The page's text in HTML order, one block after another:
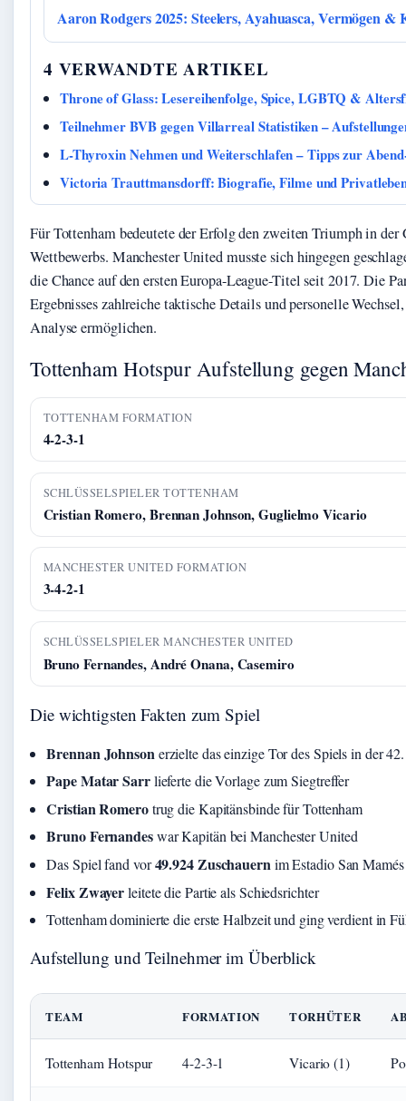
Aaron Rodgers 2025: Steelers, Ayahuasca, Vermögen &
4 VERWANDTE ARTIKEL
Throne of Glass: Lesereihenfolge, Spice, LGBTQ &
Teilnehmer BVB gegen Villarreal Statistiken –
L-Thyroxin Nehmen und Weiterschlafen – Tipps zur
Victoria Trauttmansdorff: Biografie, Filme und
Für Tottenham bedeutete der Erfolg den zweiten Triumph in der
Wettbewerbs. Manchester United musste sich hingegen
die Chance auf den ersten Europa-League-Titel seit 2017. Die
Ergebnisses zahlreiche taktische Details und personelle
Analyse ermöglichen.
Tottenham Hotspur Aufstellung gegen
TOTTENHAM FORMATION
4-2-3-1
SCHLÜSSELSPIELER TOTTENHAM
Cristian Romero, Brennan Johnson, Guglielmo Vicario
MANCHESTER UNITED FORMATION
3-4-2-1
SCHLÜSSELSPIELER MANCHESTER UNITED
Bruno Fernandes, André Onana, Casemiro
Die wichtigsten Fakten zum Spiel
Brennan Johnson erzielte das einzige Tor des Spiels in der
Pape Matar Sarrlieferte die Vorlage zum Siegtreffer
Cristian Romerotrug die Kapitänsbinde für Tottenham
Bruno Fernandeswar Kapitän bei Manchester United
Das Spiel fand vor49.924 Zuschauernim Estadio San
Felix Zwayerleitete die Partie als Schiedsrichter
Tottenham dominierte die erste Halbzeit und ging verdient in
Aufstellung und Teilnehmer im Überblick
TEAM FORMATION TORHÜTER
Tottenham Hotspur 4-2-3-1 Vicario (1)